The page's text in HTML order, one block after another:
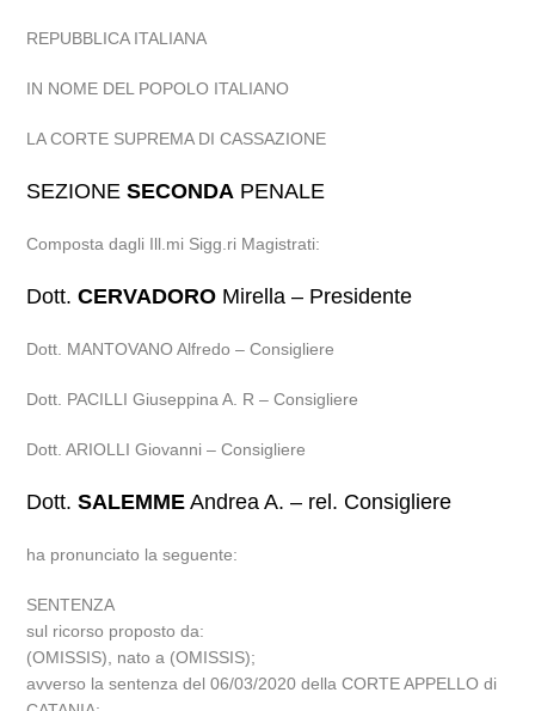
REPUBBLICA ITALIANA
IN NOME DEL POPOLO ITALIANO
LA CORTE SUPREMA DI CASSAZIONE
SEZIONESECONDA PENALE
Composta dagli Ill.mi Sigg.ri Magistrati:
Dott.CERVADORO Mirella – Presidente
Dott. MANTOVANO Alfredo – Consigliere
Dott. PACILLI Giuseppina A. R – Consigliere
Dott. ARIOLLI Giovanni – Consigliere
Dott.SALEMME Andrea A. – rel. Consigliere
ha pronunciato la seguente:
SENTENZA
sul ricorso proposto da:
(OMISSIS), nato a (OMISSIS);
avverso la sentenza del 06/03/2020 della CORTE APPELLO di